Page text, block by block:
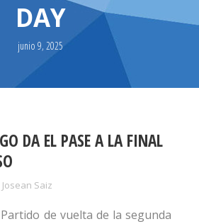
DAY
junio 9, 2025
DA EL PASE A LA FINAL
Josean Saiz
de vuelta de la segunda